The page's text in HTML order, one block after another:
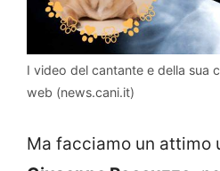
I video del cantante e della sua
web (news.cani.it)
Ma facciamo un attimo